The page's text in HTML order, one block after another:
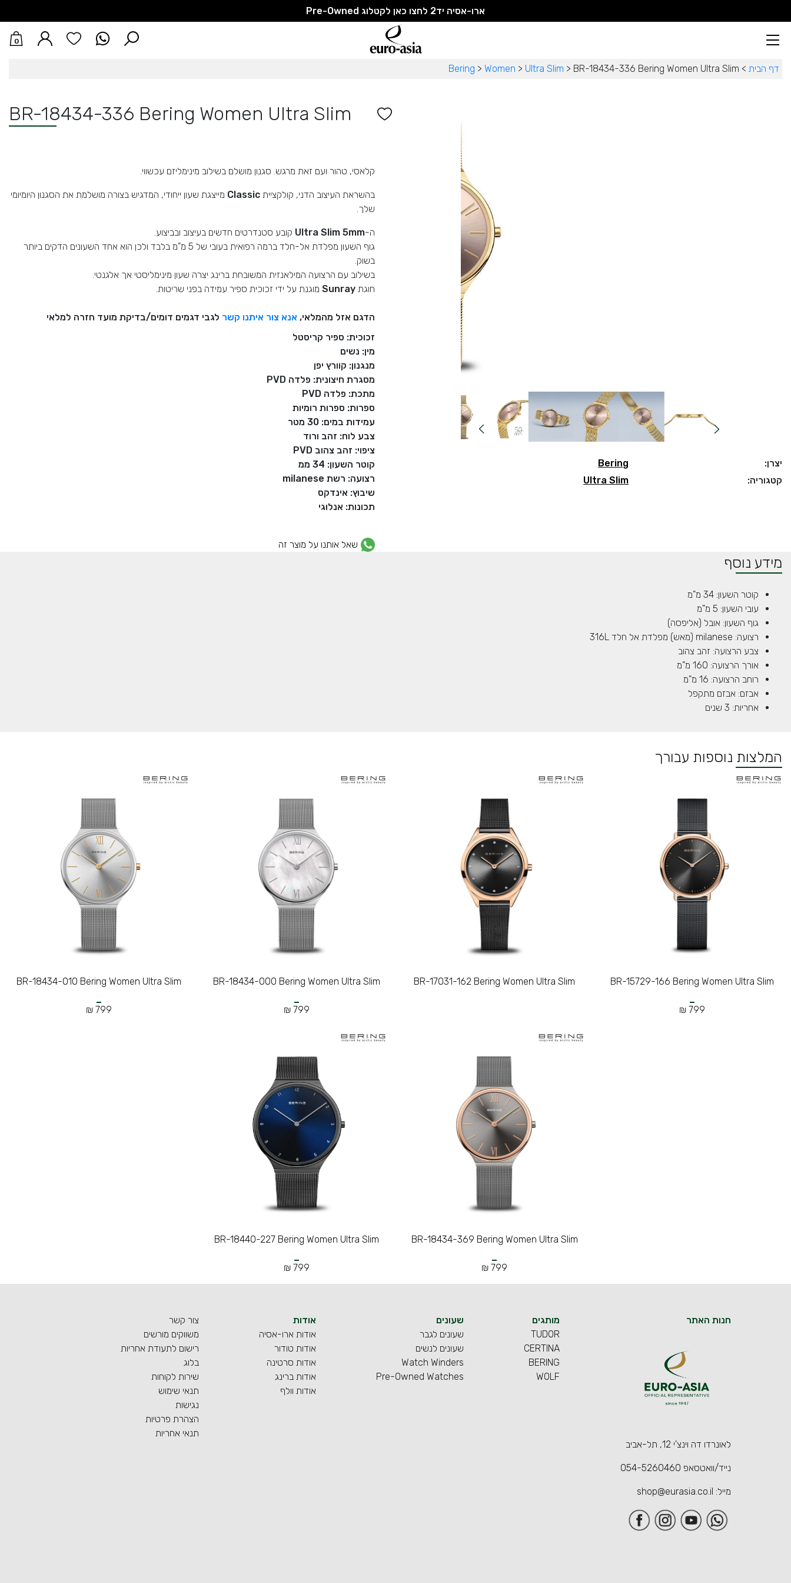
ארו-אסיה יד2 לחצו כאן לקטלוג Pre-Owned
0
דף הבית >
Bering > Women > Ultra Slim > BR-18434-336 Bering Women Ultra Slim
יצרן:
Bering
קטגוריה:
Ultra Slim
BR-18434-336 Bering Women Ultra Slim
קלאסי, טהור ועם זאת מרגש. סגנון מושלם בשילוב מינימליזם עכשווי.
בהשראת העיצוב הדני, קולקציית Classic מייצגת שעון ייחודי, המדגיש בצורה מושלמת את הסגנון היומיומי
שלך.
ה-Ultra Slim 5mm קובע סטנדרטים חדשים בעיצוב ובביצוע.
גוף השעון מפלדת אל-חלד ברמה רפואית בעובי של 5 מ"מ בלבד ולכן הוא אחד השעונים הדקים ביותר
בשוק.
בשילוב עם הרצועה המילאנזית המשובחת ברינג יצרה שעון מינימליסטי אך אלגנטי.
חוגת Sunray מוגנת על ידי זכוכית ספיר עמידה בפני שריטות.
הדגם אזל מהמלאי, אנא צור איתנו קשר לגבי דגמים דומים/בדיקת מועד חזרה למלאי
זכוכית: ספיר קריסטל
מין: נשים
מנגנון: קוורץ יפן
מסגרת חיצונית: פלדה PVD
מתכת: פלדה PVD
ספרות: ספרות רומיות
עמידות במים: 30 מטר
צבע לוח: זהב ורוד
ציפוי: זהב צהוב PVD
קוטר השעון: 34 ממ
רצועה: רשת milanese
שיבוץ: אינדקס
תכונות: אנלוגי
שאל אותנו על מוצר זה
מידע נוסף
קוטר השעון: 34 מ"מ
עובי השעון: 5 מ"מ
גוף השעון: אובל (אליפסה)
רצועה: milanese (מאש) מפלדת אל חלד 316L
צבע הרצועה: זהב צהוב
אורך הרצועה: 160 מ"מ
רוחב הרצועה: 16 מ"מ
אבזם: אבזם מתקפל
אחריות: 3 שנים
המלצות נוספות עבורך
BR-15729-166 Bering Women Ultra Slim
799 ₪
BR-17031-162 Bering Women Ultra Slim
BR-18434-000 Bering Women Ultra Slim
799 ₪
BR-18434-010 Bering Women Ultra Slim
799 ₪
BR-18434-369 Bering Women Ultra Slim
799 ₪
BR-18440-227 Bering Women Ultra Slim
799 ₪
חנות האתר
לאונרדו דה וינצ'י 12, תל-אביב
נייד/וואטסאפ 054-5260460
מייל: shop@eurasia.co.il
מותגים
TUDOR
CERTINA
BERING
WOLF
שעונים
שעונים לגבר
שעונים לנשים
Watch Winders
Pre-Owned Watches
אודות
אודות ארו-אסיה
אודות טודור
אודות סרטינה
אודות ברינג
אודות וולף
צור קשר
משווקים מורשים
רישום לתעודת אחריות
בלוג
שירות לקוחות
תנאי שימוש
נגישות
הצהרת פרטיות
תנאי אחריות